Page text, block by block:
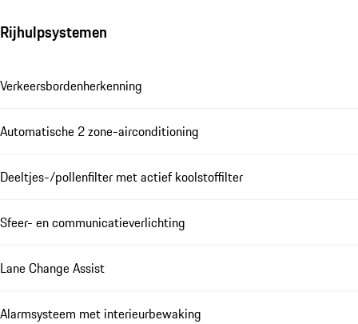
Rijhulpsystemen
Verkeersbordenherkenning
Automatische 2 zone-airconditioning
Deeltjes-/pollenfilter met actief koolstoffilter
Sfeer- en communicatieverlichting
Lane Change Assist
Alarmsysteem met interieurbewaking